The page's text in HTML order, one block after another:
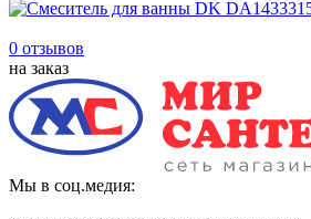
0 отзывов
на заказ
Мы в соц.медия: